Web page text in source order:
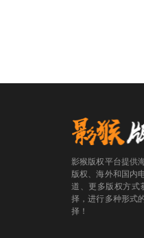
影猴版权平台提供
版权、海外和国内
道、更多版权方式
择，进行多种形式
择！